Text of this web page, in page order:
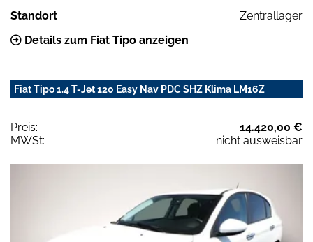
Standort
Zentrallager
Details zum Fiat Tipo anzeigen
Fiat Tipo 1.4 T-Jet 120 Easy Nav PDC SHZ Klima LM16Z
Preis:
14.420,00 €
MWSt:
nicht ausweisbar